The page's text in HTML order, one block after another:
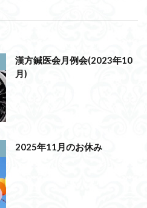
漢方鍼医会月例会(2023年10
月)
2025年11月のお休み